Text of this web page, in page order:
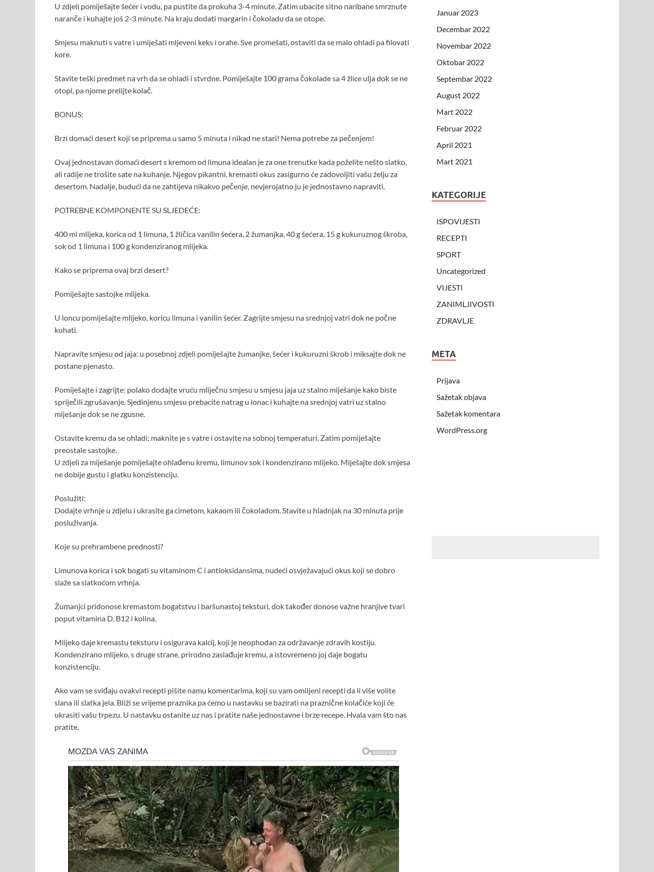
U zdjeli pomiješajte šećer i vodu, pa pustite da prokuha 3-4 minute. Zatim ubacite sitno naribane smrznute
naranče i kuhajte još 2-3 minute. Na kraju dodati margarin i čokoladu da se otope.
Smjesu maknuti s vatre i umiješati mljeveni keks i orahe. Sve promešati, ostaviti da se malo ohladi pa filovati
kore.
Stavite teški predmet na vrh da se ohladi i stvrdne. Pomiješajte 100 grama čokolade sa 4 žlice ulja dok se ne
otopi, pa njome prelijte kolač.
BONUS:
Brzi domaći desert koji se priprema u samo 5 minuta i nikad ne stari! Nema potrebe za pečenjem!
Ovaj jednostavan domaći desert s kremom od limuna idealan je za one trenutke kada poželite nešto slatko,
ali radije ne trošite sate na kuhanje. Njegov pikantni, kremasti okus zasigurno će zadovoljiti vašu želju za
desertom. Nadalje, budući da ne zahtijeva nikakvo pečenje, nevjerojatno ju je jednostavno napraviti.
POTREBNE KOMPONENTE SU SLJEDEĆE:
400 ml mlijeka, korica od 1 limuna, 1 žličica vanilin šećera, 2 žumanjka, 40 g šećera, 15 g kukuruznog škroba,
sok od 1 limuna i 100 g kondenziranog mlijeka.
Kako se priprema ovaj brzi desert?
Pomiješajte sastojke mlijeka.
U loncu pomiješajte mlijeko, koricu limuna i vanilin šećer. Zagrijte smjesu na srednjoj vatri dok ne počne
kuhati.
Napravite smjesu od jaja: u posebnoj zdjeli pomiješajte žumanjke, šećer i kukuruzni škrob i miksajte dok ne
postane pjenasto.
Pomiješajte i zagrijte: polako dodajte vruću mliječnu smjesu u smjesu jaja uz stalno miješanje kako biste
spriječili zgrušavanje. Sjedinjenu smjesu prebacite natrag u lonac i kuhajte na srednjoj vatri uz stalno
miješanje dok se ne zgusne.
Ostavite kremu da se ohladi: maknite je s vatre i ostavite na sobnoj temperaturi. Zatim pomiješajte
preostale sastojke.
U zdjeli za miješanje pomiješajte ohlađenu kremu, limunov sok i kondenzirano mlijeko. Miješajte dok smjesa
ne dobije gustu i glatku konzistenciju.
Poslužiti:
Dodajte vrhnje u zdjelu i ukrasite ga cimetom, kakaom ili čokoladom. Stavite u hladnjak na 30 minuta prije
posluživanja.
Koje su prehrambene prednosti?
Limunova korica i sok bogati su vitaminom C i antioksidansima, nudeći osvježavajući okus koji se dobro
slaže sa slatkoćom vrhnja.
Žumanjci pridonose kremastom bogatstvu i baršunastoj teksturi, dok također donose važne hranjive tvari
poput vitamina D, B12 i kolina.
Mlijeko daje kremastu teksturu i osigurava kalcij, koji je neophodan za održavanje zdravih kostiju.
Kondenzirano mlijeko, s druge strane, prirodno zaslađuje kremu, a istovremeno joj daje bogatu
konzistenciju.
Ako vam se sviđaju ovakvi recepti pišite namu komentarima, koji su vam omiljeni recepti da li više volite
slana ili slatka jela. Bliži se vrijeme praznika pa ćemo u nastavku se bazirati na praznične kolačiće koji će
ukrasiti vašu trpezu. U nastavku ostanite uz nas i pratite naše jednostavne i brze recepe. Hvala vam što nas
pratite.
Januar 2023
Decembar 2022
Novembar 2022
Oktobar 2022
Septembar 2022
August 2022
Mart 2022
Februar 2022
April 2021
Mart 2021
KATEGORIJE
ISPOVIJESTI
RECEPTI
SPORT
Uncategorized
VIJESTI
ZANIMLJIVOSTI
ZDRAVLJE
META
Prijava
Sažetak objava
Sažetak komentara
WordPress.org